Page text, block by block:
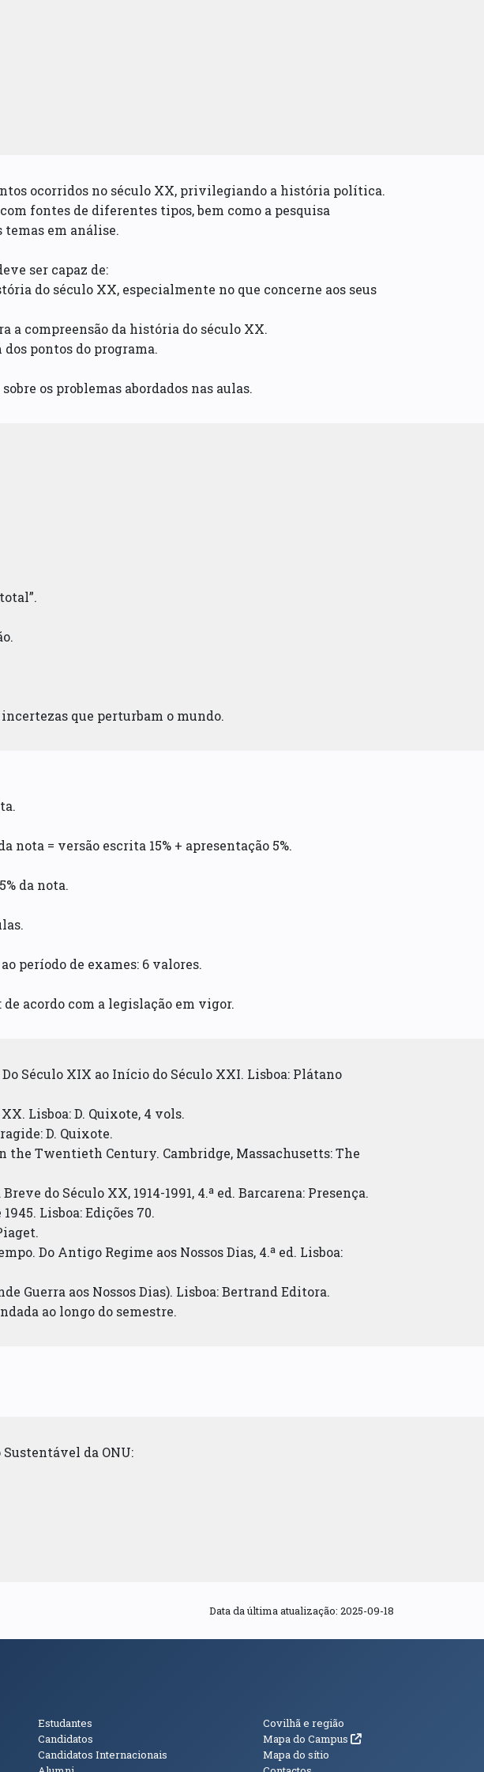
ocorridos no século XX, privilegiando a história política.
fontes de diferentes tipos, bem como a pesquisa
em análise.
ser capaz de:
do século XX, especialmente no que concerne aos seus
a compreensão da história do século XX.
pontos do programa.
os problemas abordados nas aulas.
que perturbam o mundo.
nota = versão escrita 15% + apresentação 5%.
da nota.
período de exames: 6 valores.
de acordo com a legislação em vigor.
Do Século XIX ao Início do Século XXI. Lisboa: Plátano
Lisboa: D. Quixote, 4 vols.
D. Quixote.
the Twentieth Century. Cambridge, Massachusetts: The
do Século XX, 1914-1991, 4.ª ed. Barcarena: Presença.
Lisboa: Edições 70.
Do Antigo Regime aos Nossos Dias, 4.ª ed. Lisboa:
Guerra aos Nossos Dias). Lisboa: Bertrand Editora.
ao longo do semestre.
da ONU:
Data da última atualização: 2025-09-18
Públicos
Estudantes
Candidatos
Candidatos Internacionais
Informações
Covilhã e região
Mapa do Campus (abre em nova janela)
Mapa do sítio